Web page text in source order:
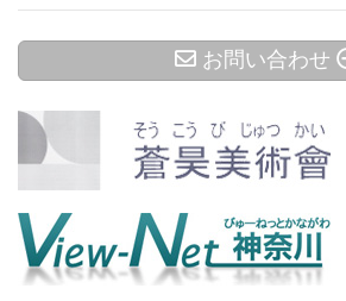
お問い合わせ